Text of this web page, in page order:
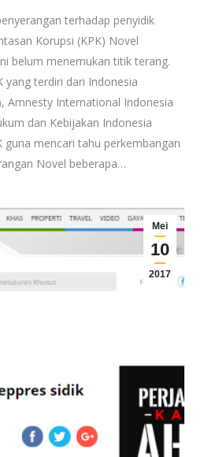
terhadap penyidik
Korupsi (KPK) Novel
belum menemukan titik terang.
yang terdiri dari Indonesia
Amnesty International Indonesia
dan Kebijakan Indonesia
guna mencari tahu perkembangan
Novel beberapa…
Mei
10
2017